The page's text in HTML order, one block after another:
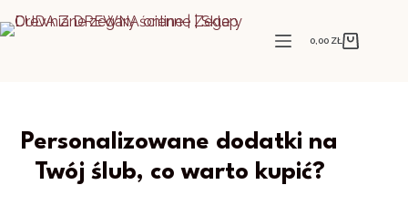
do
Koszyk
0,00 ZŁ
Personalizowane dodatki na
Twój ślub, co warto kupić?